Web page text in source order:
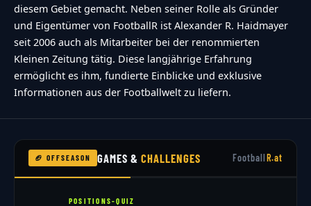
diesem Gebiet gemacht. Neben seiner Rolle als Gründer
und Eigentümer von FootballR ist Alexander R. Haidmayer
seit 2006 auch als Mitarbeiter bei der renommierten
Kleinen Zeitung tätig. Diese langjährige Erfahrung
ermöglicht es ihm, fundierte Einblicke und exklusive
Informationen aus der Footballwelt zu liefern.
🏈 OFFSEASON GAMES &CHALLENGES FootballR.at
POSITIONS-QUIZ